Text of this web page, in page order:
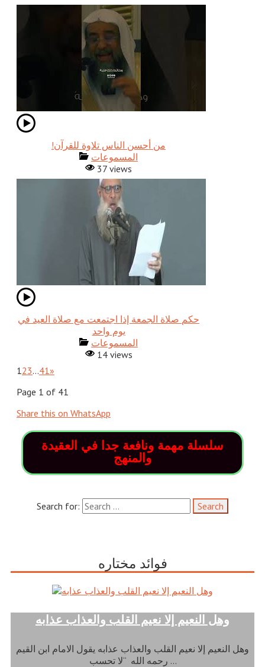
!من أحسن الناس تلاوة للقرآن
المسموعات
37 views
حكم صلاة الجمعة إذا اجتمعت مع صلاة العيد في
يوم واحد
المسموعات
14 views
123…41»
Page 1 of 41
Share this on WhatsApp
سلسلة مهمة ونافعة جدا في العقيدة
والمنهج
Search for:
فوائد مختاره
وهل النعيم إلا نعيم القلب والعذاب عذابه
وهل النعيم إلا نعيم القلب والعذاب عذابه يقول الامام ابن القيم
رحمه الله “لا تحسب …